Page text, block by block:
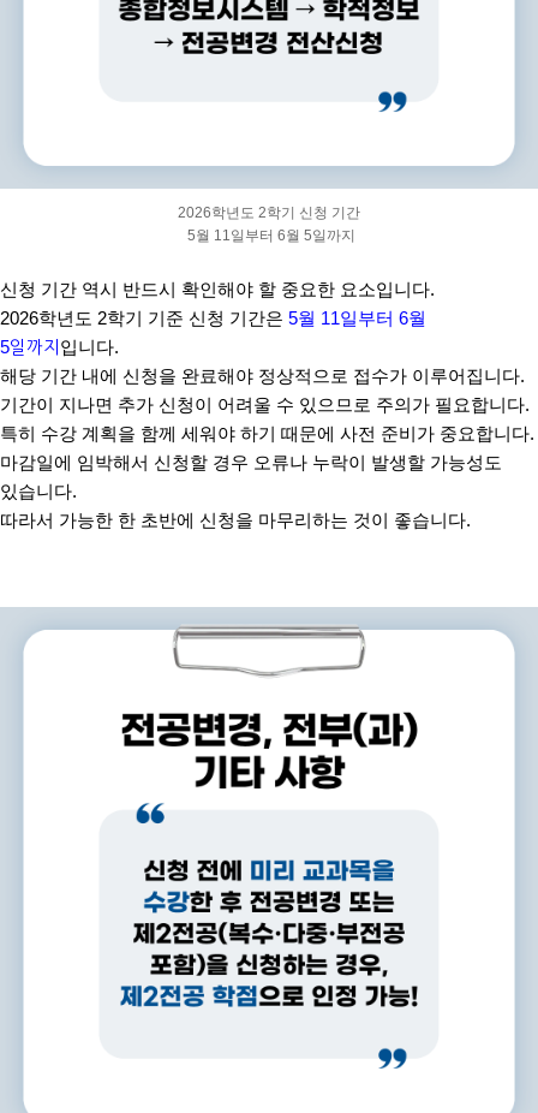
2026학년도 2학기 신청 기간
5월 11일부터 6월 5일까지
신청 기간 역시 반드시 확인해야 할 중요한 요소입니다.
2026학년도 2학기 기준 신청 기간은 5월 11일부터 6월
5일까지 입니다.
해당 기간 내에 신청을 완료해야 정상적으로 접수가 이루어집니다.
기간이 지나면 추가 신청이 어려울 수 있으므로 주의가 필요합니다.
특히 수강 계획을 함께 세워야 하기 때문에 사전 준비가 중요합니다.
마감일에 임박해서 신청할 경우 오류나 누락이 발생할 가능성도
있습니다.
따라서 가능한 한 초반에 신청을 마무리하는 것이 좋습니다.